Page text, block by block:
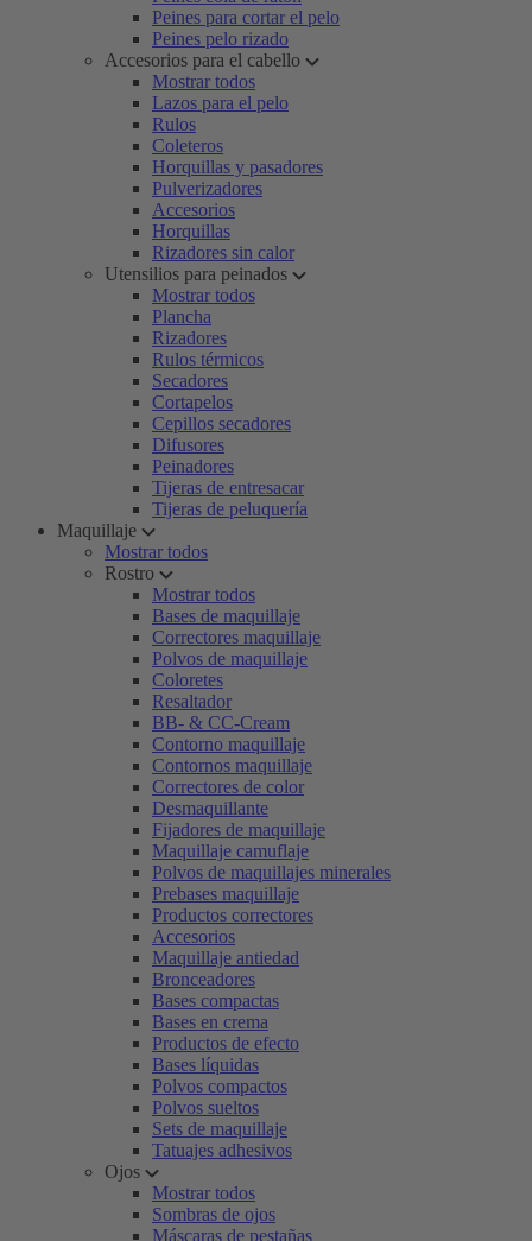
Peines para cortar el pelo
Peines pelo rizado
Accesorios para el cabello
Mostrar todos
Lazos para el pelo
Rulos
Coleteros
Horquillas y pasadores
Pulverizadores
Accesorios
Horquillas
Rizadores sin calor
Utensilios para peinados
Mostrar todos
Plancha
Rizadores
Rulos térmicos
Secadores
Cortapelos
Cepillos secadores
Difusores
Peinadores
Tijeras de entresacar
Tijeras de peluquería
Maquillaje
Mostrar todos
Rostro
Mostrar todos
Bases de maquillaje
Correctores maquillaje
Polvos de maquillaje
Coloretes
Resaltador
BB- & CC-Cream
Contorno maquillaje
Contornos maquillaje
Correctores de color
Desmaquillante
Fijadores de maquillaje
Maquillaje camuflaje
Polvos de maquillajes minerales
Prebases maquillaje
Productos correctores
Accesorios
Maquillaje antiedad
Bronceadores
Bases compactas
Bases en crema
Productos de efecto
Bases líquidas
Polvos compactos
Polvos sueltos
Sets de maquillaje
Tatuajes adhesivos
Ojos
Mostrar todos
Sombras de ojos
Máscaras de pestañas